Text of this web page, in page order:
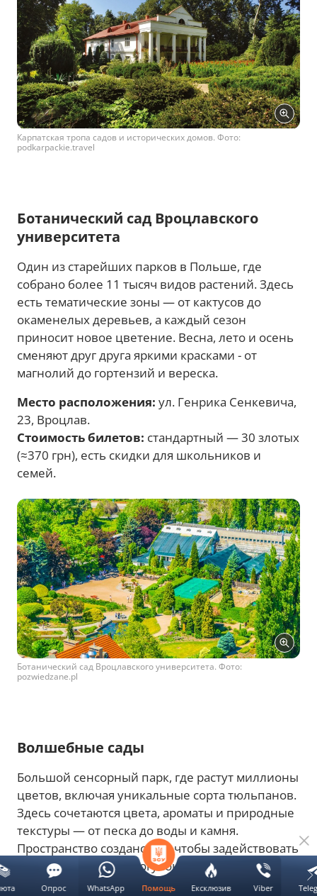
Карпатская тропа садов и исторических домов. Фото:
podkarpackie.travel
Ботанический сад Вроцлавского
университета
Один из старейших парков в Польше, где
собрано более 11 тысяч видов растений. Здесь
есть тематические зоны — от кактусов до
окаменелых деревьев, а каждый сезон
приносит новое цветение. Весна, лето и осень
сменяют друг друга яркими красками - от
магнолий до гортензий и вереска.
Место расположения: ул. Генрика Сенкевича,
23, Вроцлав.
Стоимость билетов: стандартный — 30 злотых
(≈370 грн), есть скидки для школьников и
семей.
Ботанический сад Вроцлавского университета. Фото:
pozwiedzane.pl
Волшебные сады
Большой сенсорный парк, где растут миллионы
цветов, включая уникальные сорта тюльпанов.
Здесь сочетаются цвета, ароматы и природные
текстуры — от песка до воды и камня.
Пространство создано так, чтобы задействовать
все ощущения: от прогулок босиком до
слушания ручьев.
Помощь Ексклюзив Viber
Опрос WhatsApp